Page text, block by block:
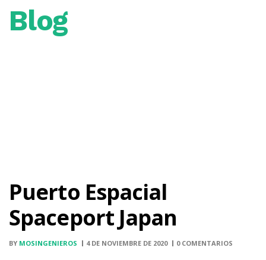
Blog
Puerto Espacial
Spaceport Japan
BY MOSINGENIEROS 4 DE NOVIEMBRE DE 2020 0 COMENTARIOS